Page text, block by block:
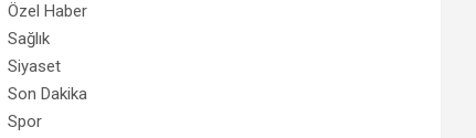
Özel Haber
Sağlık
Siyaset
Son Dakika
Spor